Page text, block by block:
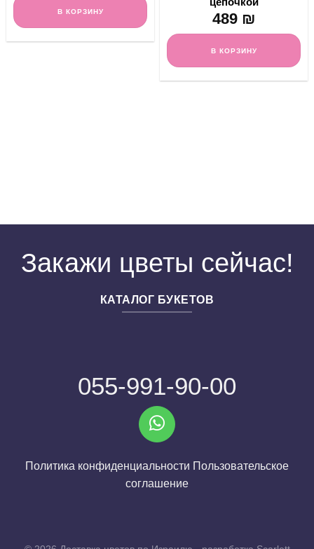
В КОРЗИНУ 489 ₪
В КОРЗИНУ
Закажи цветы сейчас!
КАТАЛОГ БУКЕТОВ
055-991-90-00
Политика конфиденциальности Пользовательское
соглашение